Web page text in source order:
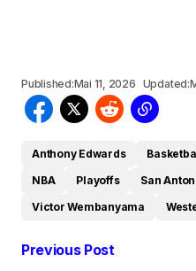
Published:Mai 11, 2026 Updated:
Anthony Edwards
NBA
Playoffs San
Victor Wembanyama
Previous Post